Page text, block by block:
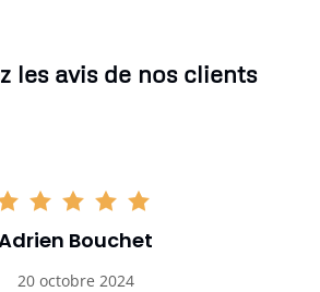
les avis de nos clients
Bouchet
20 octobre 2024